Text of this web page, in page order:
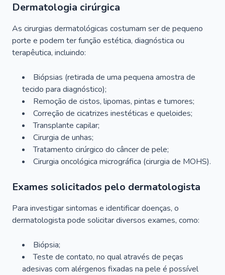
Dermatologia cirúrgica
As cirurgias dermatológicas costumam ser de pequeno
porte e podem ter função estética, diagnóstica ou
terapêutica, incluindo:
Biópsias (retirada de uma pequena amostra de
tecido para diagnóstico);
Remoção de cistos, lipomas, pintas e tumores;
Correção de cicatrizes inestéticas e queloides;
Transplante capilar;
Cirurgia de unhas;
Tratamento cirúrgico do câncer de pele;
Cirurgia oncológica micrográfica (cirurgia de MOHS).
Exames solicitados pelo dermatologista
Para investigar sintomas e identificar doenças, o
dermatologista pode solicitar diversos exames, como:
Biópsia;
Teste de contato, no qual através de peças
adesivas com alérgenos fixadas na pele é possível